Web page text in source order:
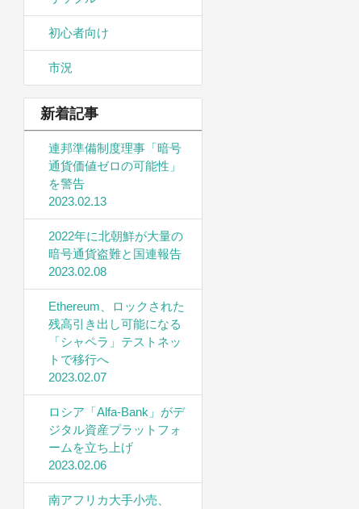
初心者向け
市況
新着記事
連邦準備制度理事「暗号
通貨価値ゼロの可能性」
を警告
2023.02.13
2022年に北朝鮮が大量の
暗号通貨盗難と国連報告
2023.02.08
Ethereum、ロックされた
残高引き出し可能になる
「シャペラ」テストネッ
トで移行へ
2023.02.07
ロシア「Alfa-Bank」がデ
ジタル資産プラットフォ
ームを立ち上げ
2023.02.06
南アフリカ大手小売、